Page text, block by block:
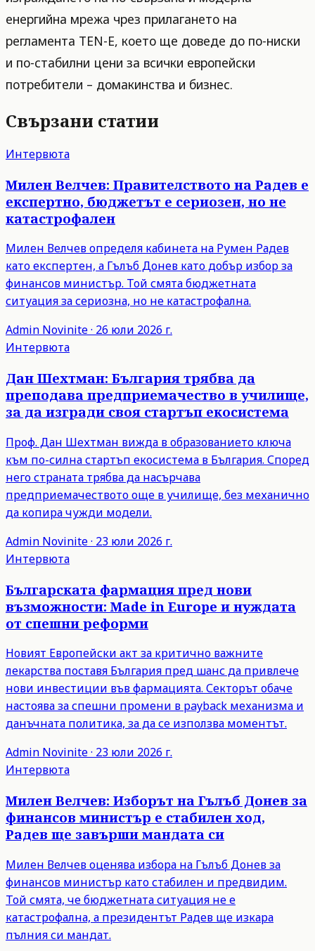
енергийна мрежа чрез прилагането на
регламента TEN-E, което ще доведе до по-ниски
и по-стабилни цени за всички европейски
потребители – домакинства и бизнес.
Свързани статии
Интервюта
Милен Велчев: Правителството на Радев е
експертно, бюджетът е сериозен, но не
катастрофален
Милен Велчев определя кабинета на Румен Радев
като експертен, а Гълъб Донев като добър избор за
финансов министър. Той смята бюджетната
ситуация за сериозна, но не катастрофална.
Admin Novinite· 26 юли 2026 г.
Интервюта
Дан Шехтман: България трябва да
преподава предприемачество в училище,
за да изгради своя стартъп екосистема
Проф. Дан Шехтман вижда в образованието ключа
към по-силна стартъп екосистема в България. Според
него страната трябва да насърчава
предприемачеството още в училище, без механично
да копира чужди модели.
Admin Novinite· 23 юли 2026 г.
Интервюта
Българската фармация пред нови
възможности: Made in Europe и нуждата
от спешни реформи
Новият Европейски акт за критично важните
лекарства поставя България пред шанс да привлече
нови инвестиции във фармацията. Секторът обаче
настоява за спешни промени в payback механизма и
данъчната политика, за да се използва моментът.
Admin Novinite· 23 юли 2026 г.
Интервюта
Милен Велчев: Изборът на Гълъб Донев за
финансов министър е стабилен ход,
Радев ще завърши мандата си
Милен Велчев оценява избора на Гълъб Донев за
финансов министър като стабилен и предвидим.
Той смята, че бюджетната ситуация не е
катастрофална, а президентът Радев ще изкара
пълния си мандат.